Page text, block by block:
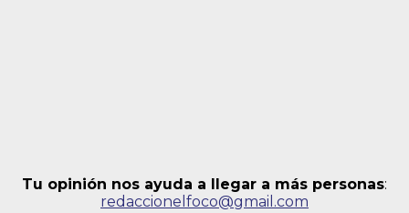
Tu opinión nos ayuda a llegar a más personas:
redaccionelfoco@gmail.com